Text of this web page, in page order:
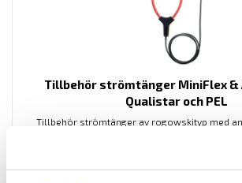
Tillbehör strömtänger MiniFlex &
Qualistar och PEL
Tillbehör strömtänger av rogowskityp med
Arnoux: PEL51, PEL52, PEL102, PEL103, PEL104,
PEL113, CA8220, CA8331, CA8333,